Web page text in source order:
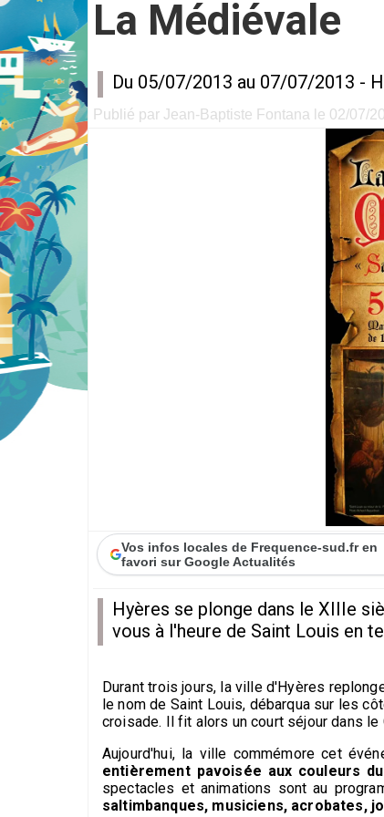
La Médiévale
Du 05/07/2013 au 07/07/2013 -
Publié par Jean-Baptiste Fontana le 02/07/
Vos infos locales de Frequence-sud.fr en
favori sur Google Actualités
Hyères se plonge dans le XIIIe
vous à l'heure de Saint Louis en
Durant trois jours, la ville d'Hyères
le nom de Saint Louis, débarqua sur les
croisade. Il fit alors un court séjour dans le
Aujourd'hui, la ville commémore cet
entièrement pavoisée aux couleurs
spectacles et animations sont au
saltimbanques, musiciens, acrobates,